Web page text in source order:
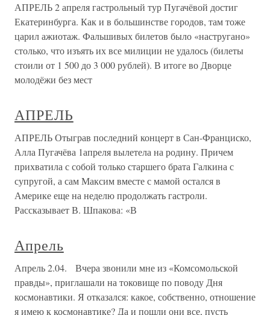
АПРЕЛЬ 2 апреля гастрольный тур Пугачёвой достиг
Екатеринбурга. Как и в большинстве городов, там тоже
царил ажиотаж. Фальшивых билетов было «настругано»
столько, что изъять их все милиции не удалось (билеты
стоили от 1 500 до 3 000 рублей). В итоге во Дворце
молодёжи без мест
АПРЕЛЬ
АПРЕЛЬ Отыграв последний концерт в Сан-Франциско,
Алла Пугачёва 1апреля вылетела на родину. Причем
прихватила с собой только старшего брата Галкина с
супругой, а сам Максим вместе с мамой остался в
Америке еще на неделю продолжать гастроли.
Рассказывает В. Шпакова: «В
Апрель
Апрель 2.04. Вчера звонили мне из «Комсомольской
правды», приглашали на токовище по поводу Дня
космонавтики. Я отказался: какое, собственно, отношение
я имею к космонавтике? Да и пошли они все, пусть